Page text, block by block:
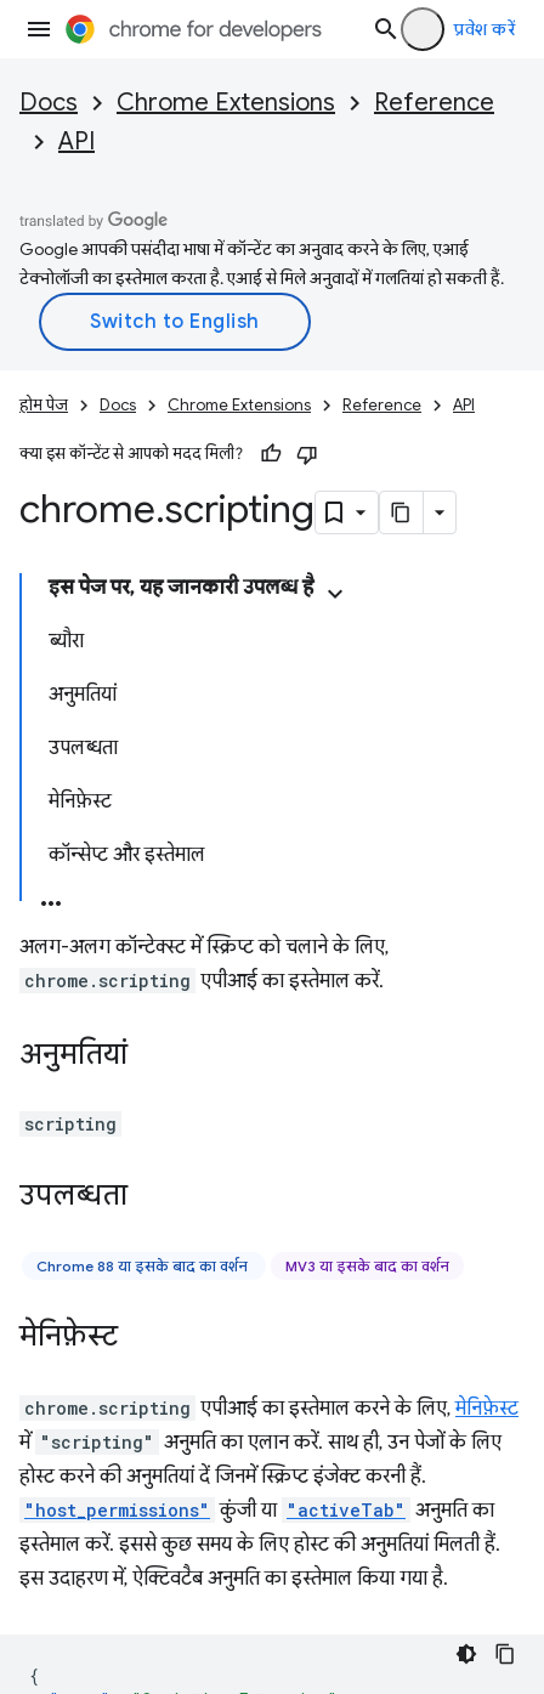
प्रवेश करें
Docs Chrome Extensions
Reference
API
Google आपकी पसंदीदा भाषा में कॉन्टेंट का अनुवाद करने के लिए, एआई
टेक्नोलॉजी का इस्तेमाल करता है. एआई से मिले अनुवादों में गलतियां हो सकती हैं.
होम पेज Docs Chrome Extensions Reference API
क्या इस कॉन्टेंट से आपको मदद मिली?
chrome.scripting
इस पेज पर, यह जानकारी उपलब्ध है
ब्यौरा
अनुमतियां
उपलब्धता
मेनिफ़ेस्ट
कॉन्सेप्ट और इस्तेमाल
अलग-अलग कॉन्टेक्स्ट में स्क्रिप्ट को चलाने के लिए,
chrome.scripting एपीआई का इस्तेमाल करें.
अनुमतियां
scripting
उपलब्धता
Chrome 88 या इसके बाद का वर्शन MV3 या इसके बाद का वर्शन
मेनिफ़ेस्ट
chrome.scripting एपीआई का इस्तेमाल करने के लिए,मेनिफ़ेस्ट
में "scripting" अनुमति का एलान करें. साथ ही, उन पेजों के लिए
होस्ट करने की अनुमतियां दें जिनमें स्क्रिप्ट इंजेक्ट करनी हैं.
"host_permissions" कुंजी या "activeTab" अनुमति का
इस्तेमाल करें. इससे कुछ समय के लिए होस्ट की अनुमतियां मिलती हैं.
इस उदाहरण में, ऐक्टिवटैब अनुमति का इस्तेमाल किया गया है.
{